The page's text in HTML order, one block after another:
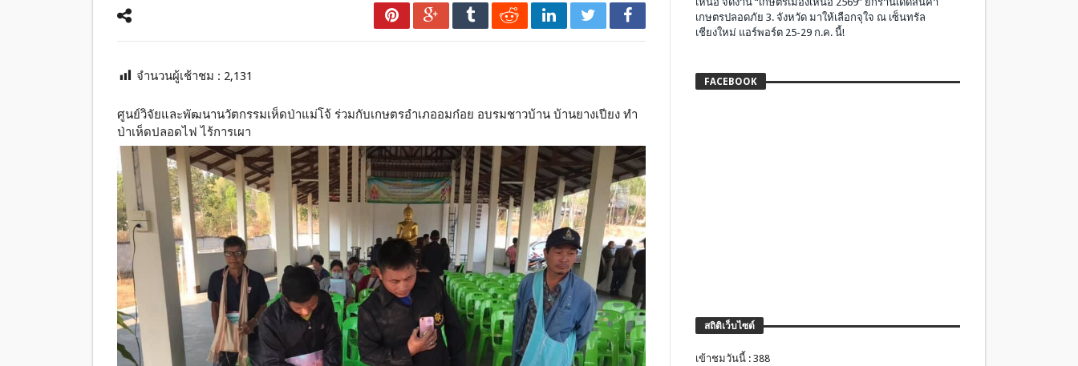
จำนวนผู้เช้าชม : 2,131
ศูนย์วิจัยและพัฒนานวัตกรรมเห็ดป่าแม่โจ้ ร่วมกับเกษตรอำเภออมก๋อย อบรมชาวบ้าน บ้านยางเปียง ทำ
ป่าเห็ดปลอดไฟ ไร้การเผา
เกษตรปลอดภัย 3. จังหวัด มาให้เลือกจุใจ ณ เซ็นทรัล
เชียงใหม่ แอร์พอร์ต 25-29 ก.ค. นี้!
FACEBOOK
สถิติเว็บไซต์
เข้าชมวันนี้ : 388